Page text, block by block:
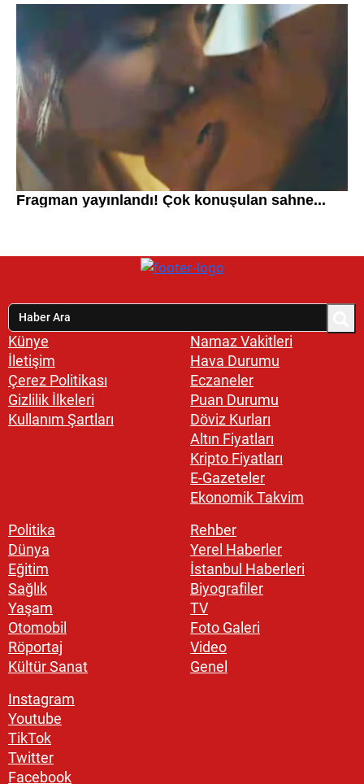
Künye
İletişim
Çerez Politikası
Gizlilik İlkeleri
Kullanım Şartları
Namaz Vakitleri
Hava Durumu
Eczaneler
Puan Durumu
Döviz Kurları
Altın Fiyatları
Kripto Fiyatları
E-Gazeteler
Ekonomik Takvim
Politika
Dünya
Eğitim
Sağlık
Yaşam
Otomobil
Röportaj
Kültür Sanat
Rehber
Yerel Haberler
İstanbul Haberleri
Biyografiler
TV
Foto Galeri
Video
Genel
Instagram
Youtube
TikTok
Twitter
Facebook